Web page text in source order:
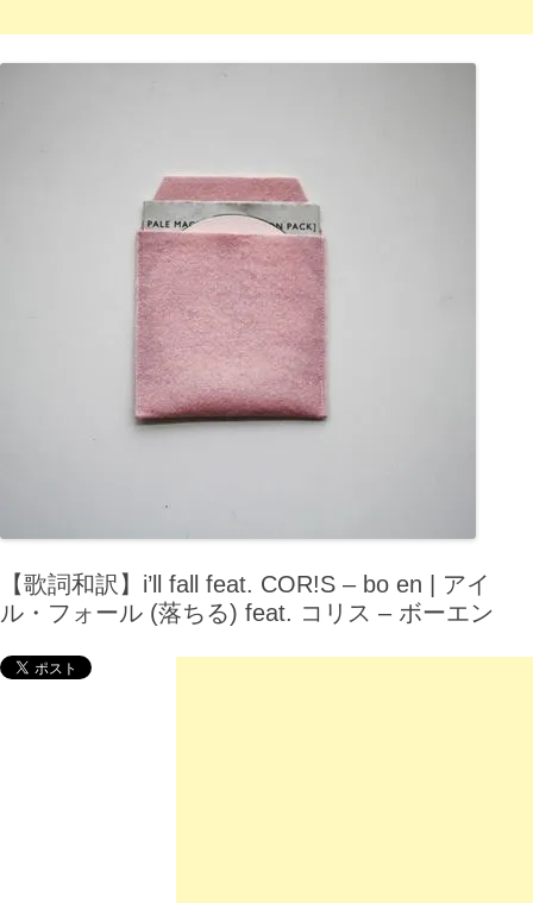
【歌詞和訳】i’ll fall feat. COR!S – bo en | アイ
ル・フォール (落ちる) feat. コリス – ボーエン